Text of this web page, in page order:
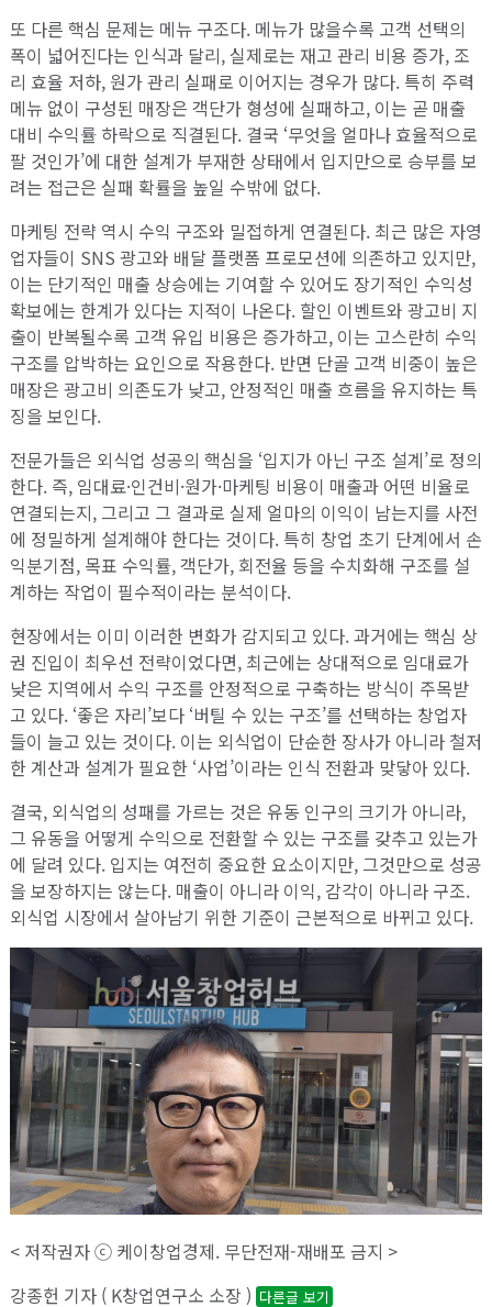
또 다른 핵심 문제는 메뉴 구조다. 메뉴가 많을수록 고객 선택의
폭이 넓어진다는 인식과 달리, 실제로는 재고 관리 비용 증가, 조
리 효율 저하, 원가 관리 실패로 이어지는 경우가 많다. 특히 주력
메뉴 없이 구성된 매장은 객단가 형성에 실패하고, 이는 곧 매출
대비 수익률 하락으로 직결된다. 결국 ‘무엇을 얼마나 효율적으로
팔 것인가’에 대한 설계가 부재한 상태에서 입지만으로 승부를 보
려는 접근은 실패 확률을 높일 수밖에 없다.
마케팅 전략 역시 수익 구조와 밀접하게 연결된다. 최근 많은 자영
업자들이 SNS 광고와 배달 플랫폼 프로모션에 의존하고 있지만,
이는 단기적인 매출 상승에는 기여할 수 있어도 장기적인 수익성
확보에는 한계가 있다는 지적이 나온다. 할인 이벤트와 광고비 지
출이 반복될수록 고객 유입 비용은 증가하고, 이는 고스란히 수익
구조를 압박하는 요인으로 작용한다. 반면 단골 고객 비중이 높은
매장은 광고비 의존도가 낮고, 안정적인 매출 흐름을 유지하는 특
징을 보인다.
전문가들은 외식업 성공의 핵심을 ‘입지가 아닌 구조 설계’로 정의
한다. 즉, 임대료·인건비·원가·마케팅 비용이 매출과 어떤 비율로
연결되는지, 그리고 그 결과로 실제 얼마의 이익이 남는지를 사전
에 정밀하게 설계해야 한다는 것이다. 특히 창업 초기 단계에서 손
익분기점, 목표 수익률, 객단가, 회전율 등을 수치화해 구조를 설
계하는 작업이 필수적이라는 분석이다.
현장에서는 이미 이러한 변화가 감지되고 있다. 과거에는 핵심 상
권 진입이 최우선 전략이었다면, 최근에는 상대적으로 임대료가
낮은 지역에서 수익 구조를 안정적으로 구축하는 방식이 주목받
고 있다. ‘좋은 자리’보다 ‘버틸 수 있는 구조’를 선택하는 창업자
들이 늘고 있는 것이다. 이는 외식업이 단순한 장사가 아니라 철저
한 계산과 설계가 필요한 ‘사업’이라는 인식 전환과 맞닿아 있다.
결국, 외식업의 성패를 가르는 것은 유동 인구의 크기가 아니라,
그 유동을 어떻게 수익으로 전환할 수 있는 구조를 갖추고 있는가
에 달려 있다. 입지는 여전히 중요한 요소이지만, 그것만으로 성공
을 보장하지는 않는다. 매출이 아니라 이익, 감각이 아니라 구조.
외식업 시장에서 살아남기 위한 기준이 근본적으로 바뀌고 있다.
< 저작권자 ⓒ 케이창업경제. 무단전재-재배포 금지 >
강종헌 기자 ( K창업연구소 소장 ) 다른글 보기